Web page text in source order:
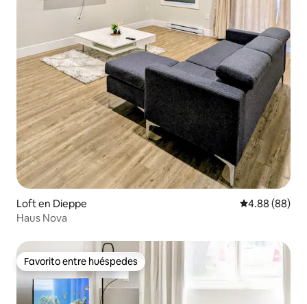
Loft en Dieppe Calificación
4.88 (88)
Haus Nova
Favorito entre huéspedes
Favorito entre huéspedes